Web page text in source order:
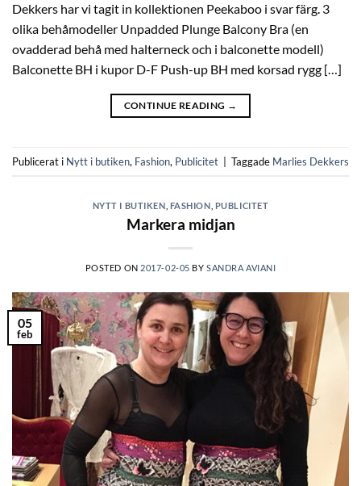
Dekkers har vi tagit in kollektionen Peekaboo i svar färg. 3
olika behåmodeller Unpadded Plunge Balcony Bra (en
ovadderad behå med halterneck och i balconette modell)
Balconette BH i kupor D-F Push-up BH med korsad rygg […]
CONTINUE READING →
Publicerat i Nytt i butiken, Fashion, Publicitet | Taggade Marlies Dekkers
NYTT I BUTIKEN FASHION PUBLICITET
Markera midjan
POSTED ON 2017-02-05 BYSANDRA AVIANI
05
feb